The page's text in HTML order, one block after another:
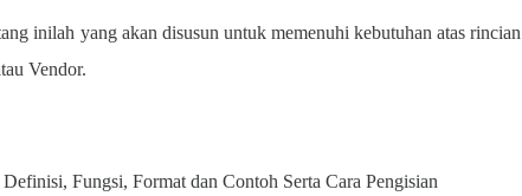
inilah yang akan disusun untuk memenuhi kebutuhan atas rincian
Vendor.
Fungsi, Format dan Contoh Serta Cara Pengisian